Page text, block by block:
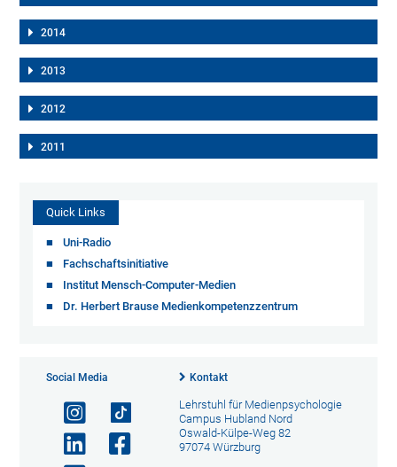
2014
2013
2012
2011
Quick Links
Uni-Radio
Fachschaftsinitiative
Institut Mensch-Computer-Medien
Dr. Herbert Brause Medienkompetenzzentrum
Social Media Kontakt
Lehrstuhl für Medienpsychologie
Campus Hubland Nord
Oswald-Külpe-Weg 82
97074 Würzburg